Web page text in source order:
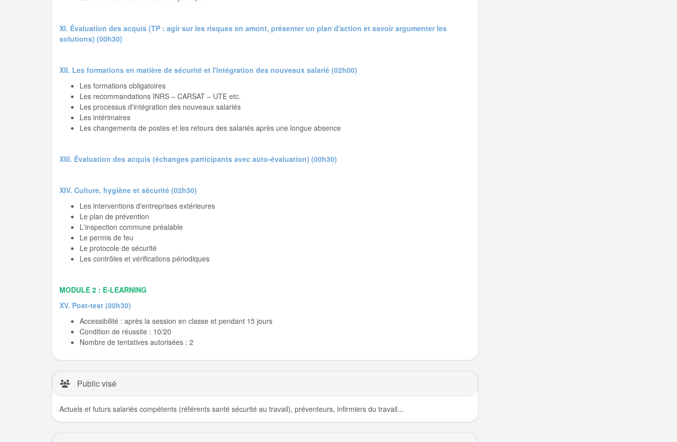
XI. Évaluation des acquis (TP : agir sur les risques en amont, présenter un plan d'action et savoir argumenter les
solutions) (00h30)
XII. Les formations en matière de sécurité et l'intégration des nouveaux salarié (02h00)
Les formations obligatoires
Les recommandations INRS – CARSAT – UTE etc.
Les processus d'intégration des nouveaux salariés
Les intérimaires
Les changements de postes et les retours des salariés après une longue absence
XIII. Évaluation des acquis (échanges participants avec auto-évaluation) (00h30)
XIV. Culture, hygiène et sécurité (02h30)
Les interventions d'entreprises extérieures
Le plan de prévention
L'inspection commune préalable
Le permis de feu
Le protocole de sécurité
Les contrôles et vérifications périodiques
MODULE 2 : E-LEARNING
XV. Post-test (00h30)
Accessibilité : après la session en classe et pendant 15 jours
Condition de réussite : 10/20
Nombre de tentatives autorisées : 2
Public visé
Actuels et futurs salariés compétents (référents santé sécurité au travail), préventeurs, infirmiers du travail...